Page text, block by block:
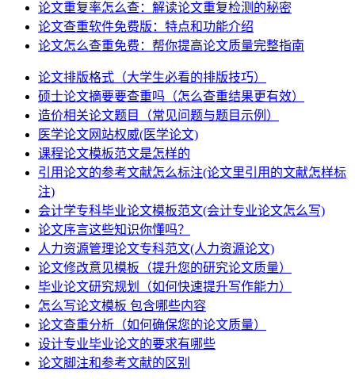
论文重复率怎么查：解读论文重复检测的秘密
论文查重软件免费版：特点和功能介绍
论文怎么查重免费：帮你提高论文质量完整指南
论文排版格式（大学生必看的排版技巧）
硕士论文摘要要查重吗（怎么查重结果更有效）
造价相关论文题目（常见问题与题目示例）
医学论文网站权威(医学论文)
课程论文模板范文是怎样的
引用论文的参考文献怎么标注(论文里引用的文献怎样标
注)
会计学专科毕业论文模板范文(会计专业论文怎么写)
论文序言这些知识你懂吗？
人力资源管理论文专科范文(人力资源论文)
论文修改意见模板（提升您的研究论文质量）
毕业论文研究规划（如何快速提升写作能力）
怎么写论文模板 包含哪些内容
论文查重分析（如何确保您的论文质量）
设计专业毕业论文的要求有哪些
论文脚注和参考文献的区别